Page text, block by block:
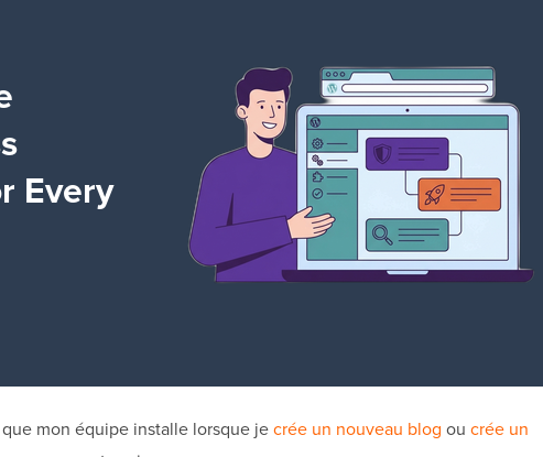
mon équipe installe lorsque jecrée un nouveau blog ou crée un